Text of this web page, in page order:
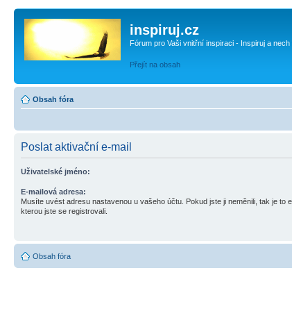
inspiruj.cz
Fórum pro Vaši vnitřní inspiraci - Inspiruj a nech
Přejít na obsah
Obsah fóra
Poslat aktivační e-mail
Uživatelské jméno:
E-mailová adresa:
Musíte uvést adresu nastavenou u vašeho účtu. Pokud jste ji neměnili, tak je to
kterou jste se registrovali.
Obsah fóra